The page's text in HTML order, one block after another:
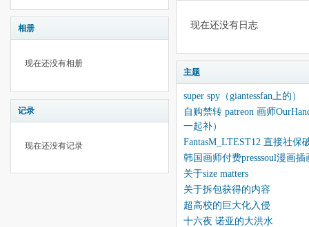
相册
现在还没有相册
记录
现在还没有记录
现在还没有日志
主题
super spy（giantessfan上的）
自购禁转 patreon 画师
一起补）
FantasM_LTEST12 直接社保
韩国画师付费presssoul漫画
关于size matters
关于拆包获得的内容
超高校的巨大化入侵
十六夜 诺亚的大洪水